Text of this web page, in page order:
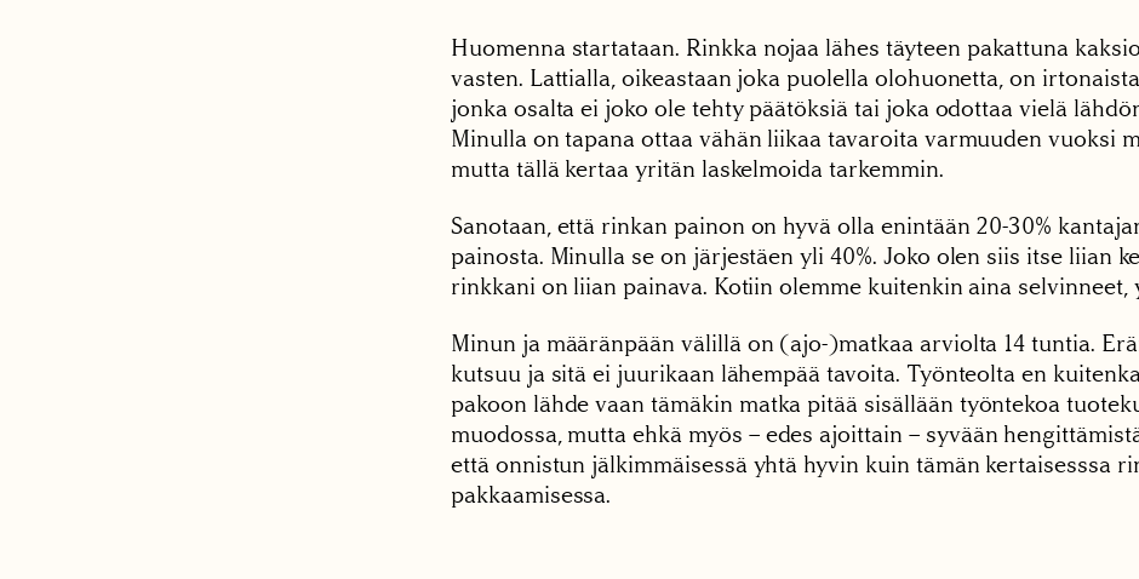
Huomenna startataan. Rinkka nojaa lähes täyteen pakattuna
vasten. Lattialla, oikeastaan joka puolella olohuonetta, on irtonaista
jonka osalta ei joko ole tehty päätöksiä tai joka odottaa vielä
Minulla on tapana ottaa vähän liikaa tavaroita varmuuden vuoksi
mutta tällä kertaa yritän laskelmoida tarkemmin.
Sanotaan, että rinkan painon on hyvä olla enintään 20-30%
painosta. Minulla se on järjestäen yli 40%. Joko olen siis itse liian
rinkkani on liian painava. Kotiin olemme kuitenkin aina selvinneet,
Minun ja määränpään välillä on (ajo-)matkaa arviolta 14 tuntia.
kutsuu ja sitä ei juurikaan lähempää tavoita. Työnteolta en
pakoon lähde vaan tämäkin matka pitää sisällään työntekoa
muodossa, mutta ehkä myös – edes ajoittain – syvään
että onnistun jälkimmäisessä yhtä hyvin kuin tämän kertaisesssa
pakkaamisessa.